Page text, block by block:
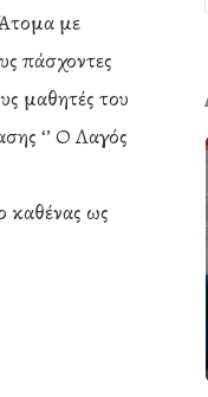
με
πάσχοντες
μαθητές του
‘’ Ο Λαγός
καθένας ως